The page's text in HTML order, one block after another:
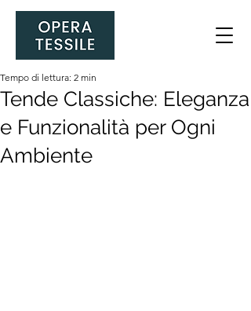
Tende Classiche: Eleganza
e Funzionalità per Ogni
Ambiente
Tempo di lettura: 2 min